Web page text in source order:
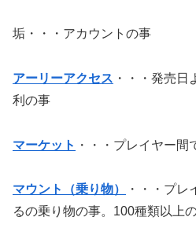
垢・・・アカウントの事
アーリーアクセス ・・・発売
利の事
マーケット ・・・プレイヤー間
マウント（乗り物）
・・・プレ
るの乗り物の事。100種類以上